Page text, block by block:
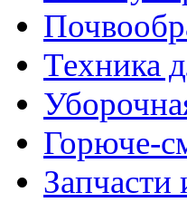
Техника
Горюче-
Запчасти